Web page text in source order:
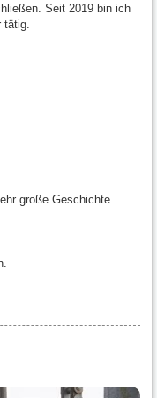
Seit 2019 bin ich
große Geschichte